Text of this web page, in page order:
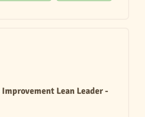
Lean Leader -